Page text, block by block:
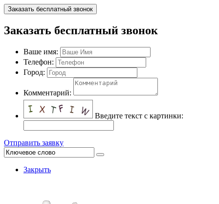
Заказать бесплатный звонок
Заказать бесплатный звонок
Ваше имя:
Телефон:
Город:
Комментарий:
Введите текст с картинки:
Отправить заявку
Закрыть